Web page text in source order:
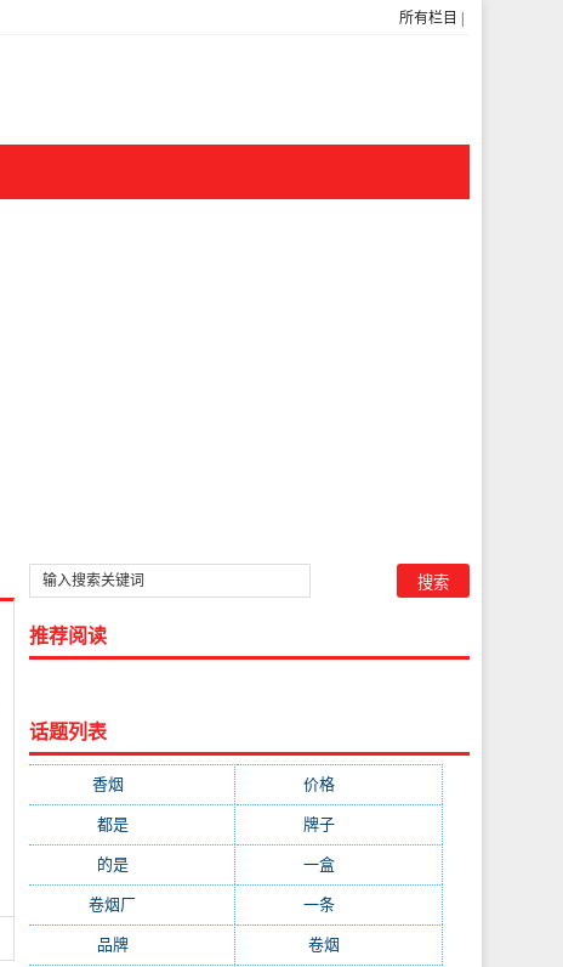
所有栏目
推荐阅读
话题列表
香烟 价格
都是(232) 牌子
的是(164) 一盒
卷烟厂 一条
品牌(111) 卷烟